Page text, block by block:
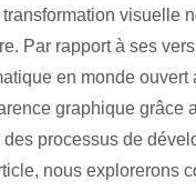
visuelle
Par rapport à ses
en monde ouvert
graphique grâce
processus de
nous explorerons